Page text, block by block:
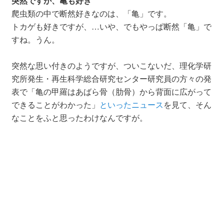
爬虫類の中で断然好きなのは、「亀」です。
トカゲも好きですが、…いや、でもやっぱ断然「亀」で
すね。うん。
突然な思い付きのようですが、ついこないだ、理化学研
究所発生・再生科学総合研究センター研究員の方々の発
表で「亀の甲羅はあばら骨（肋骨）から背面に広がって
できることがわかった」 といったニュースを見て、そん
なことをふと思ったわけなんですが。